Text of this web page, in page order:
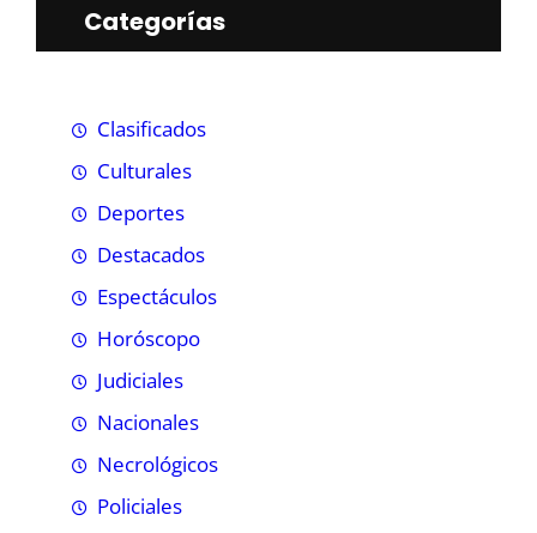
Categorías
Clasificados
Culturales
Deportes
Destacados
Espectáculos
Horóscopo
Judiciales
Nacionales
Necrológicos
Policiales